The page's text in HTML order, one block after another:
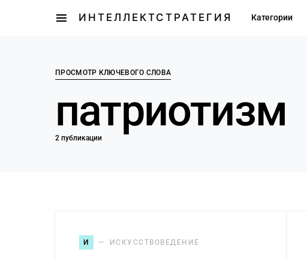
ИНТЕЛЛЕКТСТРАТЕГИЯ Категории
ПРОСМОТР КЛЮЧЕВОГО СЛОВА
патриотизм
2 публикации
И ИСКУССТВОВЕДЕНИЕ